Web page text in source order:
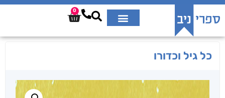
0
כל גיל וכדורו